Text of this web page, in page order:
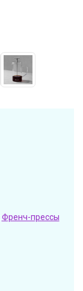
Френч-прессы